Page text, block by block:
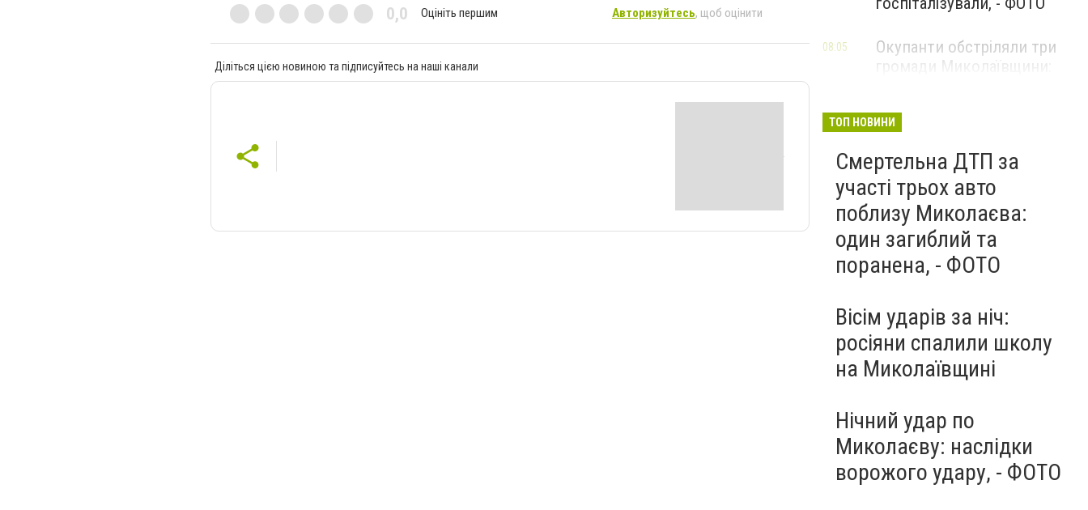
0,0 Оцініть першим Авторизуйтесь, щоб оцінити
Діліться цією новиною та підписуйтесь на наші канали
Окупанти обстріляли три
громади Миколаївщини:
08:05
ТОП НОВИНИ
Смертельна ДТП за
участі трьох авто
поблизу Миколаєва:
один загиблий та
поранена, - ФОТО
Вісім ударів за ніч:
росіяни спалили школу
на Миколаївщині
Нічний удар по
Миколаєву: наслідки
ворожого удару, - ФОТО